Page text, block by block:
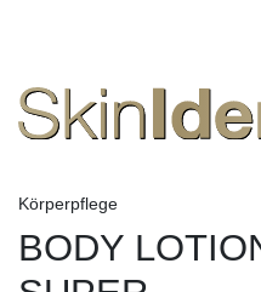
Körperpflege
BODY